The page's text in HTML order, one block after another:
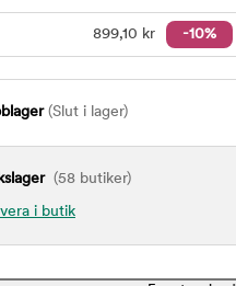
899,10 kr -10%
(Slut i lager)
(58 butiker)
i butik